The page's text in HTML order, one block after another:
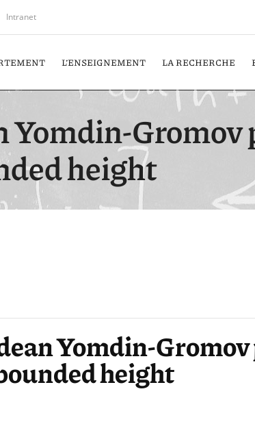
Intranet
L’ENSEIGNEMENT LA RECHERCHE
Yomdin-
height
Yomdin-
height